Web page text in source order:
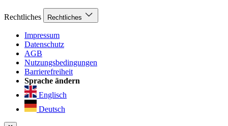
Rechtliches Rechtliches
Impressum
Datenschutz
AGB
Nutzungsbedingungen
Barrierefreiheit
Sprache ändern
Englisch
Deutsch